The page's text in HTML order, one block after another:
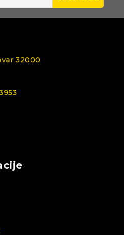
32000